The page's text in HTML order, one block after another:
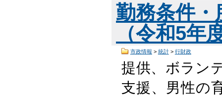
勤務条件
（令和5
市政情報 > 統計> 行財政
提供、ボラン
支援、男性の